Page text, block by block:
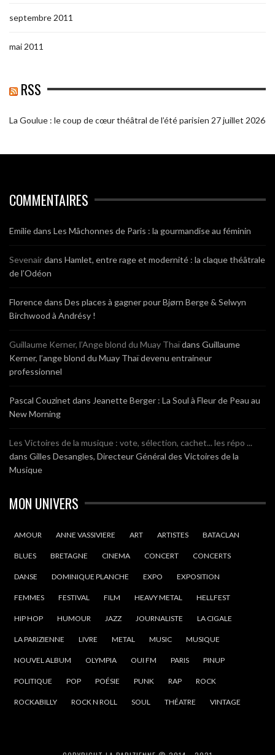
septembre 2011
mai 2011
RSS
La Goulue : le coup de cœur théâtral de l’été parisien 27 juillet 2026
COMMENTAIRES
Emiliedans Les Mâchonnes de Paris : la gourmandise au féminin
Sevenairdans Hamlet, entre rage et modernité : la claque théâtrale
de l’Odéon
Florencedans Des places à gagner pour Bjørn Berge & Selwyn
Birchwood à Andrésy !
Guillaume Kerner, l’Ange blond du Muay Thaïdans Guillaume
Kerner, l’ange blond du Muay Thaï devenu entraineur
professionnel
Pascal Couzinet dans Jeanette Berger : La Soul à Fleur de Peau au
New Morning
Les Victoires de la musique : vote, sélection, cachet... les répo ...
dans Gilles Desangles, Directeur Général des Victoires de la
Musique
MON UNIVERS
AMOUR ANNE VASSIVIERE ART ARTISTES BATACLAN
BLUES BRETAGNE CINEMA CONCERT CONCERTS
DANSE DOMINIQUE PLANCHE EXPO EXPOSITION
FEMMES FESTIVAL FILM HEAVY METAL HELLFEST
HIP HOP HUMOUR JAZZ JOURNALISTE LA CIGALE
LA PARIZIENNE LIVRE METAL MUSIC MUSIQUE
NOUVEL ALBUM OLYMPIA OUI FM PARIS PINUP
POLITIQUE POP POÉSIE PUNK RAP ROCK
ROCKABILLY ROCK N ROLL SOUL THÉATRE VINTAGE